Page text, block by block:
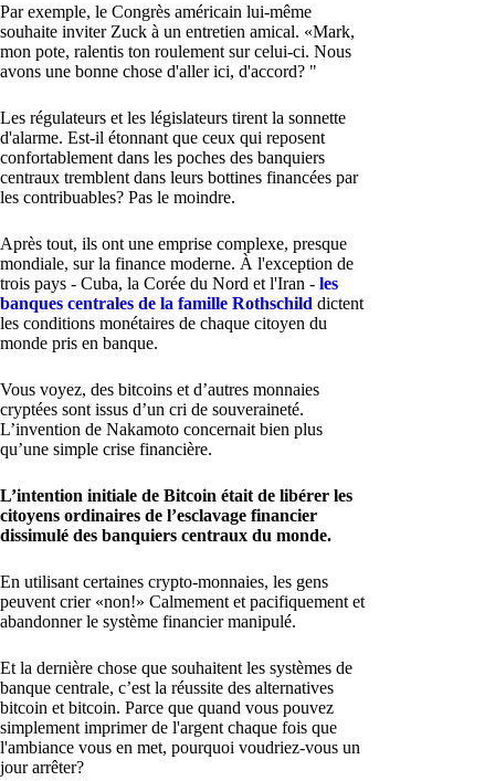
Par exemple, le Congrès américain lui-même
souhaite inviter Zuck à un entretien amical. «Mark,
mon pote, ralentis ton roulement sur celui-ci. Nous
avons une bonne chose d'aller ici, d'accord? "
Les régulateurs et les législateurs tirent la sonnette
d'alarme. Est-il étonnant que ceux qui reposent
confortablement dans les poches des banquiers
centraux tremblent dans leurs bottines financées par
les contribuables? Pas le moindre.
Après tout, ils ont une emprise complexe, presque
mondiale, sur la finance moderne. À l'exception de
trois pays - Cuba, la Corée du Nord et l'Iran - les
banques centrales de la famille Rothschild dictent
les conditions monétaires de chaque citoyen du
monde pris en banque.
Vous voyez, des bitcoins et d’autres monnaies
cryptées sont issus d’un cri de souveraineté.
L’invention de Nakamoto concernait bien plus
qu’une simple crise financière.
L’intention initiale de Bitcoin était de libérer les
citoyens ordinaires de l’esclavage financier
dissimulé des banquiers centraux du monde.
En utilisant certaines crypto-monnaies, les gens
peuvent crier «non!» Calmement et pacifiquement et
abandonner le système financier manipulé.
Et la dernière chose que souhaitent les systèmes de
banque centrale, c’est la réussite des alternatives
bitcoin et bitcoin. Parce que quand vous pouvez
simplement imprimer de l'argent chaque fois que
l'ambiance vous en met, pourquoi voudriez-vous un
jour arrêter?